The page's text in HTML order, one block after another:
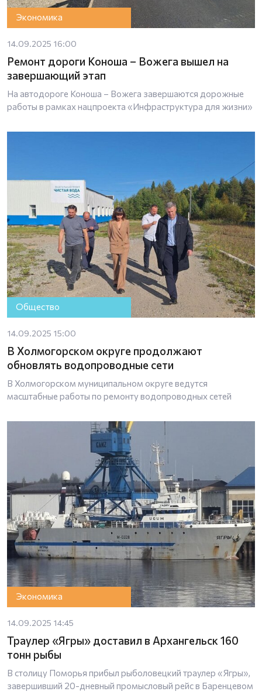
Экономика
14.09.2025 16:00
Ремонт дороги Коноша – Вожега вышел на
завершающий этап
На автодороге Коноша – Вожега завершаются дорожные
работы в рамках нацпроекта «Инфраструктура для жизни»
Общество
14.09.2025 15:00
В Холмогорском округе продолжают
обновлять водопроводные сети
В Холмогорском муниципальном округе ведутся
масштабные работы по ремонту водопроводных сетей
Экономика
14.09.2025 14:45
Траулер «Ягры» доставил в Архангельск 160
тонн рыбы
В столицу Поморья прибыл рыболовецкий траулер «Ягры»,
завершивший 20-дневный промысловый рейс в Баренцевом